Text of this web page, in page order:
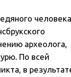
археолога,
По всей
в